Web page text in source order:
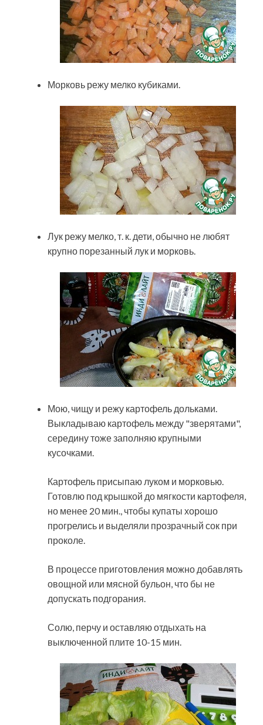
Морковь режу мелко кубиками.
Лук режу мелко, т. к. дети, обычно не любят
крупно порезанный лук и морковь.
Мою, чищу и режу картофель дольками.
Выкладываю картофель между "зверятами",
середину тоже заполняю крупными
кусочками.
Картофель присыпаю луком и морковью.
Готовлю под крышкой до мягкости картофеля,
но менее 20 мин., чтобы купаты хорошо
прогрелись и выделяли прозрачный сок при
проколе.
В процессе приготовления можно добавлять
овощной или мясной бульон, что бы не
допускать подгорания.
Солю, перчу и оставляю отдыхать на
выключенной плите 10-15 мин.